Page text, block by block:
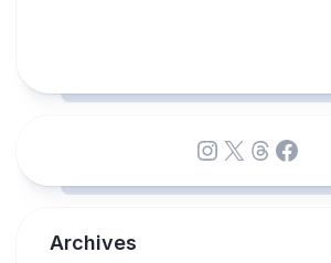
Instagram
X
Archives